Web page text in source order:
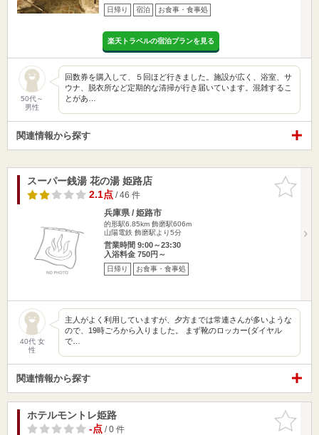
日帰り 宿泊 お食事・食事処
楽天トラベルの宿泊プランを見る
50代～
男性
回数券を購入して、５回ほど行きました。施設が広く、浴室、サ
ウナ、脱衣所など定期的な清掃が行き届いています。混雑するこ
とがあ…
関連情報から探す
お気に入
りに追加
スーパー銭湯 花の湯 姫路店
2.1点/ 46 件
兵庫県 / 姫路市
的形駅6.85km 飾磨駅606m
山陽電鉄 飾磨駅より5分
営業時間 9:00～23:30
入浴料金 750円～
日帰り お食事・食事処
40代 女
性
主人がよく利用していますが、夕方までは常連さんが多いような
ので、19時ごろから入りました。 まず靴のロッカー(ダイヤル
で…
関連情報から探す
お気に入
りに追加
ホテルモントレ姫路
-点/ 0 件